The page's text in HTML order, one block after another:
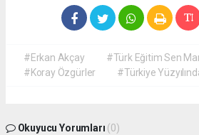
#Erkan Akçay
#Türk Eğitim Sen
#Koray Özgürler
#Türkiye
Okuyucu Yorumları (0)